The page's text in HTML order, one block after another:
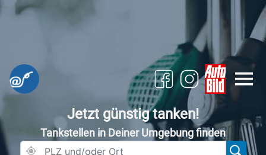
Jetzt günstig tanken!
Tankstellen in Deiner Umgebung finden